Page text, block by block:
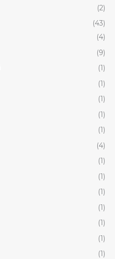
(2)
(43)
(4)
(9)
(1)
(1)
(1)
(1)
(1)
(4)
(1)
(1)
(1)
(1)
(1)
(1)
(1)